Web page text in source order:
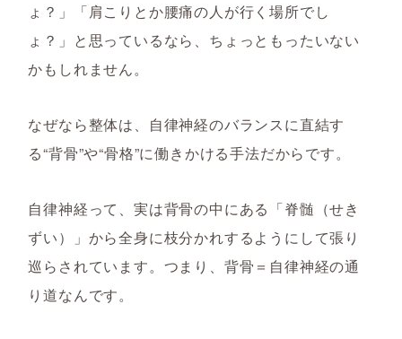
ょ？」「肩こりとか腰痛の人が行く場所でし
ょ？」と思っているなら、ちょっともったいない
かもしれません。
なぜなら整体は、 自律神経のバランスに直結す
る“背骨”や“骨格”に働きかける手法だからです。
自律神経って、実は背骨の中にある「脊髄（せき
ずい）」から全身に枝分かれするようにして張り
巡らされています。つまり、 背骨＝自律神経の通
り道なんです。